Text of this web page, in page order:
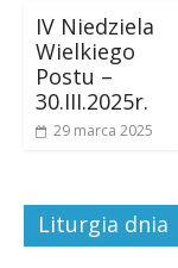
IV Niedziela
Wielkiego
Postu –
30.III.2025r.
29 marca 2025
Liturgia dnia